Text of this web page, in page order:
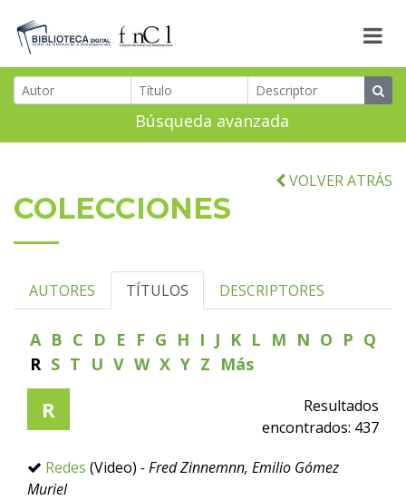
Búsqueda avanzada
VOLVER ATRÁS
COLECCIONES
AUTORES TÍTULOS DESCRIPTORES
A B C D E F G H I J K L M N O P Q
R S T U V W X Y Z Más
R
Resultados
encontrados: 437
Redes (Video) - Fred Zinnemnn, Emilio Gómez
Muriel